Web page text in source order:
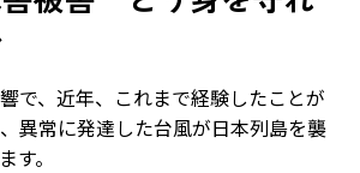
で、近年、これまで経験したことが
異常に発達した台風が日本列島を襲
す。